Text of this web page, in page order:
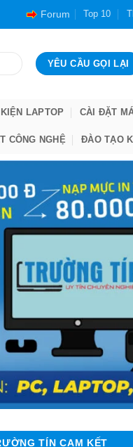
Forum Top 10
LAPTOP CÀI ĐẶT
CÔNG NGHỆ ĐÀO TẠO
TÍN CAM KẾT